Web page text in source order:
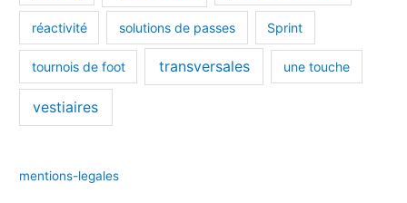
réactivité solutions de passes Sprint
tournois de foot transversales une touche
vestiaires
mentions-legales